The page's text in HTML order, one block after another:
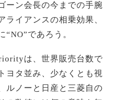
ーン会長の今までの手腕
イアンスの相乗効果、
であろう。
は、世界販売台数で
ヨタ並み、少なくとも視
ルノーと日産と三菱自の